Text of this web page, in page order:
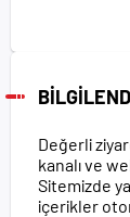
Değerli
kanalı ve
Sitemizde
içerikler